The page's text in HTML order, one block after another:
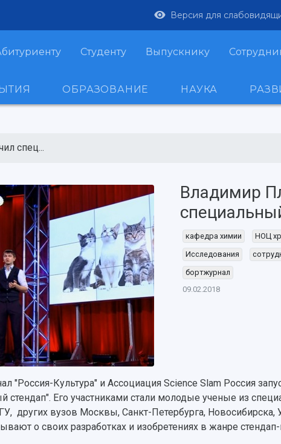
Версия для
Студенту Выпускнику
ОБРАЗОВАНИЕ НАУКА
спец...
Владимир
кафедра химии НОЦ
Исследования
бортжурнал
09.02.2018
"Россия-Культура" и Ассоциация Science Slam Россия
стендап". Его участниками стали молодые ученые из
других вузов Москвы, Санкт-Петербурга,
о своих разработках и изобретениях в жанре